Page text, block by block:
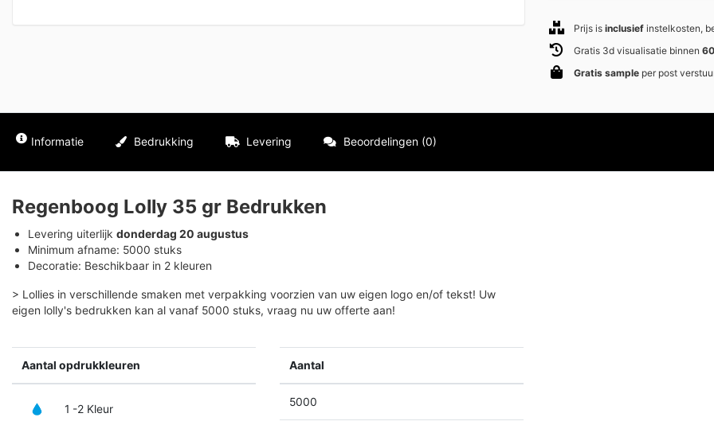
Prijs isinclusief instelkosten,
Gratis 3d visualisatie binnen
Gratis sample per post
Informatie Bedrukking Levering Beoordelingen (0)
Regenboog Lolly 35 gr Bedrukken
Levering uiterlijk donderdag 20 augustus
Minimum afname: 5000 stuks
Decoratie: Beschikbaar in 2 kleuren
> Lollies in verschillende smaken met verpakking voorzien van uw eigen logo en/of tekst! Uw
eigen lolly's bedrukken kan al vanaf 5000 stuks, vraag nu uw offerte aan!
Aantal opdrukkleuren
1 -2 Kleur
Aantal
5000